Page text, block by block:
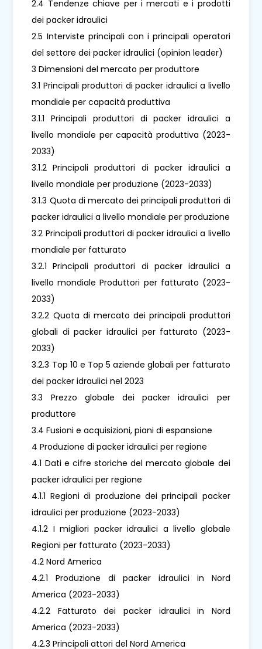
2.4 Tendenze chiave per i mercati e i prodotti
dei packer idraulici
2.5 Interviste principali con i principali operatori
del settore dei packer idraulici (opinion leader)
3 Dimensioni del mercato per produttore
3.1 Principali produttori di packer idraulici a livello
mondiale per capacità produttiva
3.1.1 Principali produttori di packer idraulici a
livello mondiale per capacità produttiva (2023-
2033)
3.1.2 Principali produttori di packer idraulici a
livello mondiale per produzione (2023-2033)
3.1.3 Quota di mercato dei principali produttori di
packer idraulici a livello mondiale per produzione
3.2 Principali produttori di packer idraulici a livello
mondiale per fatturato
3.2.1 Principali produttori di packer idraulici a
livello mondiale Produttori per fatturato (2023-
2033)
3.2.2 Quota di mercato dei principali produttori
globali di packer idraulici per fatturato (2023-
2033)
3.2.3 Top 10 e Top 5 aziende globali per fatturato
dei packer idraulici nel 2023
3.3 Prezzo globale dei packer idraulici per
produttore
3.4 Fusioni e acquisizioni, piani di espansione
4 Produzione di packer idraulici per regione
4.1 Dati e cifre storiche del mercato globale dei
packer idraulici per regione
4.1.1 Regioni di produzione dei principali packer
idraulici per produzione (2023-2033)
4.1.2 I migliori packer idraulici a livello globale
Regioni per fatturato (2023-2033)
4.2 Nord America
4.2.1 Produzione di packer idraulici in Nord
America (2023-2033)
4.2.2 Fatturato dei packer idraulici in Nord
America (2023-2033)
4.2.3 Principali attori del Nord America